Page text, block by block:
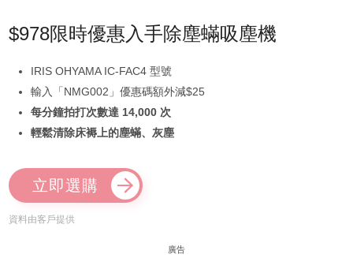
$978限時優惠入手除塵蟎吸塵機
IRIS OHYAMA IC-FAC4 型號
輸入「NMG002」優惠碼額外減$25
每分鐘拍打次數達 14,000 次
輕鬆清除床褥上的塵蟎、灰塵
立即選購
資料由客戶提供
廣告